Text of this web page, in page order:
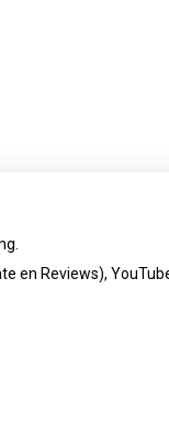
en Reviews),